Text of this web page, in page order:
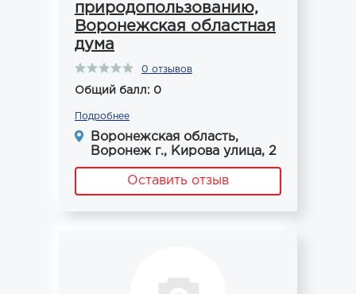
природопользованию,
Воронежская областная
дума
0 отзывов
Общий балл: 0
Подробнее
Воронежская область,
Воронеж г., Кирова улица, 2
Оставить отзыв